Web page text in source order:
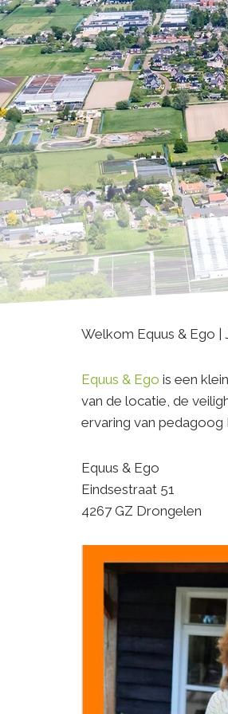
Welkom Equus & Ego |
Equus & Ego is een
van de locatie, de
ervaring van pedagoog
Equus & Ego
Eindsestraat 51
4267 GZ Drongelen